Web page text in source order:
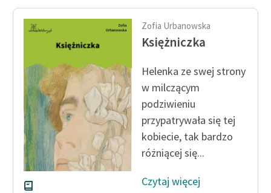
Ręce pełne poezji
Kolekcje edukacyjne
twórców przechodzących
do domeny publicznej,
lektur szkolnych oraz
Starego Testamentu
Odkurzamy bohaterów
Szkoła Poezji Wolnych
Lektur
Zofia Urbanowska
Księżniczka
Helenka ze swej strony
w milczącym
podziwieniu
przypatrywała się tej
kobiecie, tak bardzo
różniącej się...
Czytaj więcej